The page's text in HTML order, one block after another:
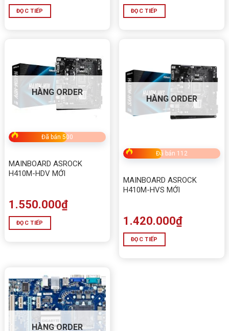
ĐỌC TIẾP ĐỌC TIẾP
HÀNG ORDER
Đã bán 500
MAINBOARD ASROCK
H410M-HDV MỚI
1.550.000₫
ĐỌC TIẾP
HÀNG ORDER
Đã bán 112
MAINBOARD ASROCK
H410M-HVS MỚI
1.420.000₫
ĐỌC TIẾP
HÀNG ORDER